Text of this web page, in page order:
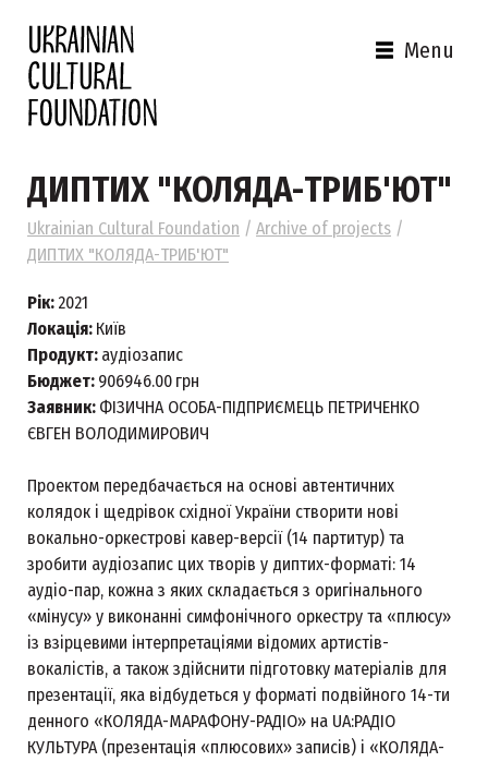
Menu
ДИПТИХ "КОЛЯДА-ТРИБ'ЮТ"
Ukrainian Cultural Foundation / Archive of projects /
ДИПТИХ "КОЛЯДА-ТРИБ'ЮТ"
Рік: 2021
Локація: Київ
Продукт: аудіозапис
Бюджет: 906946.00 грн
Заявник: ФІЗИЧНА ОСОБА-ПІДПРИЄМЕЦЬ ПЕТРИЧЕНКО
ЄВГЕН ВОЛОДИМИРОВИЧ
Проектом передбачається на основі автентичних
колядок і щедрівок східної України створити нові
вокально-оркестрові кавер-версії (14 партитур) та
зробити аудіозапис цих творів у диптих-форматі: 14
аудіо-пар, кожна з яких складається з оригінального
«мінусу» у виконанні симфонічного оркестру та «плюсу»
із взірцевими інтерпретаціями відомих артистів-
вокалістів, а також здійснити підготовку матеріалів для
презентації, яка відбудеться у форматі подвійного 14-ти
денного «КОЛЯДА-МАРАФОНУ-РАДІО» на UA:РАДІО
КУЛЬТУРА (презентація «плюсових» записів) і «КОЛЯДА-